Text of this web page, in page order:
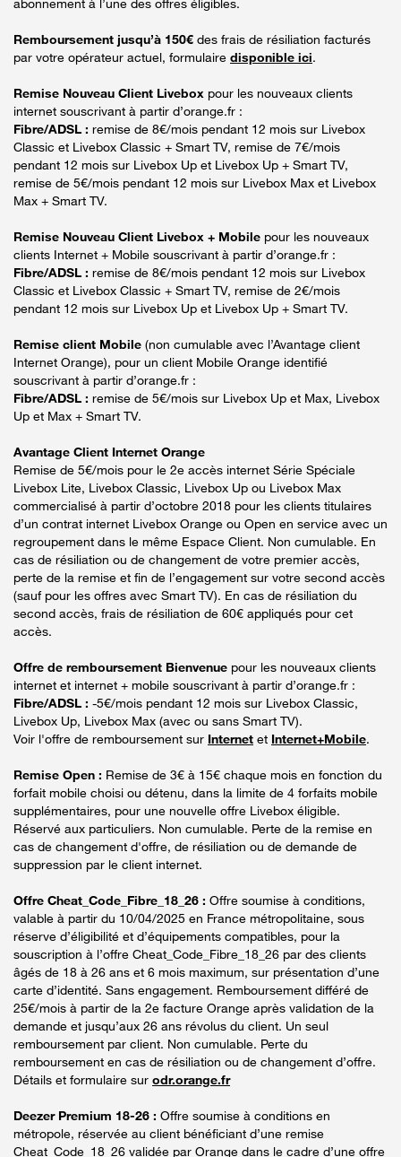
Remboursement jusqu’à 150€ des frais de résiliation facturés
par votre opérateur actuel, formulaire disponible ici.
Remise Nouveau Client Livebox pour les nouveaux clients
internet souscrivant à partir d’orange.fr :
Fibre/ADSL : remise de 8€/mois pendant 12 mois sur Livebox
Classic et Livebox Classic + Smart TV, remise de 7€/mois
pendant 12 mois sur Livebox Up et Livebox Up + Smart TV,
remise de 5€/mois pendant 12 mois sur Livebox Max et Livebox
Max + Smart TV.
Remise Nouveau Client Livebox + Mobile pour les nouveaux
clients Internet + Mobile souscrivant à partir d’orange.fr :
Fibre/ADSL : remise de 8€/mois pendant 12 mois sur Livebox
Classic et Livebox Classic + Smart TV, remise de 2€/mois
pendant 12 mois sur Livebox Up et Livebox Up + Smart TV.
Remise client Mobile (non cumulable avec l’Avantage client
Internet Orange), pour un client Mobile Orange identifié
souscrivant à partir d’orange.fr :
Fibre/ADSL : remise de 5€/mois sur Livebox Up et Max, Livebox
Up et Max + Smart TV.
Avantage Client Internet Orange
Remise de 5€/mois pour le 2e accès internet Série Spéciale
Livebox Lite, Livebox Classic, Livebox Up ou Livebox Max
commercialisé à partir d’octobre 2018 pour les clients titulaires
d’un contrat internet Livebox Orange ou Open en service avec un
regroupement dans le même Espace Client. Non cumulable. En
cas de résiliation ou de changement de votre premier accès,
perte de la remise et fin de l’engagement sur votre second accès
(sauf pour les offres avec Smart TV). En cas de résiliation du
second accès, frais de résiliation de 60€ appliqués pour cet
accès.
Offre de remboursement Bienvenue pour les nouveaux clients
internet et internet + mobile souscrivant à partir d’orange.fr :
Fibre/ADSL : -5€/mois pendant 12 mois sur Livebox Classic,
Livebox Up, Livebox Max (avec ou sans Smart TV).
Voir l'offre de remboursement sur Internet et Internet+Mobile.
Remise Open : Remise de 3€ à 15€ chaque mois en fonction du
forfait mobile choisi ou détenu, dans la limite de 4 forfaits mobile
supplémentaires, pour une nouvelle offre Livebox éligible.
Réservé aux particuliers. Non cumulable. Perte de la remise en
cas de changement d'offre, de résiliation ou de demande de
suppression par le client internet.
Offre Cheat_Code_Fibre_18_26 : Offre soumise à conditions,
valable à partir du 10/04/2025 en France métropolitaine, sous
réserve d’éligibilité et d’équipements compatibles, pour la
souscription à l’offre Cheat_Code_Fibre_18_26 par des clients
âgés de 18 à 26 ans et 6 mois maximum, sur présentation d’une
carte d’identité. Sans engagement. Remboursement différé de
25€/mois à partir de la 2e facture Orange après validation de la
demande et jusqu’aux 26 ans révolus du client. Un seul
remboursement par client. Non cumulable. Perte du
remboursement en cas de résiliation ou de changement d’offre.
Détails et formulaire sur odr.orange.fr
Deezer Premium 18-26 : Offre soumise à conditions en
métropole, réservée au client bénéficiant d’une remise
Cheat_Code_18_26 validée par Orange dans le cadre d’une offre